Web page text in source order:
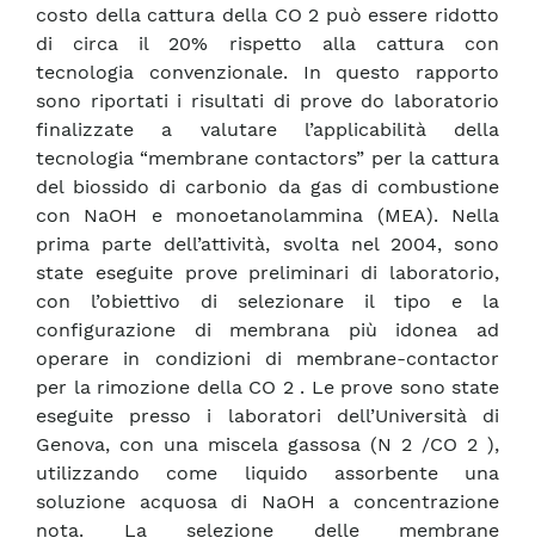
costo della cattura della CO 2 può essere ridotto
di circa il 20% rispetto alla cattura con
tecnologia convenzionale. In questo rapporto
sono riportati i risultati di prove do laboratorio
finalizzate a valutare l’applicabilità della
tecnologia “membrane contactors” per la cattura
del biossido di carbonio da gas di combustione
con NaOH e monoetanolammina (MEA). Nella
prima parte dell’attività, svolta nel 2004, sono
state eseguite prove preliminari di laboratorio,
con l’obiettivo di selezionare il tipo e la
configurazione di membrana più idonea ad
operare in condizioni di membrane-contactor
per la rimozione della CO 2 . Le prove sono state
eseguite presso i laboratori dell’Università di
Genova, con una miscela gassosa (N 2 /CO 2 ),
utilizzando come liquido assorbente una
soluzione acquosa di NaOH a concentrazione
nota. La selezione delle membrane